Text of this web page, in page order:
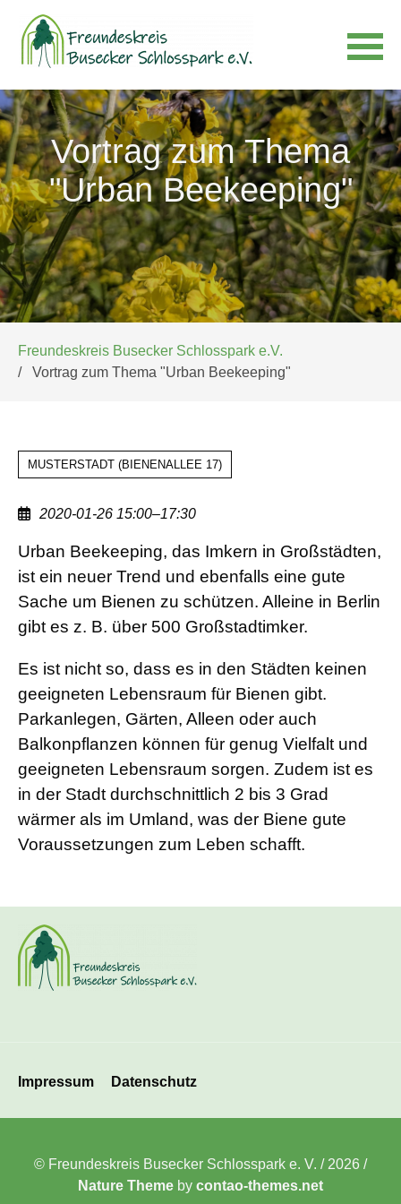
Navigation
überspringen
Vortrag zum Thema
"Urban Beekeeping"
Freundeskreis Busecker Schlosspark e.V.
Vortrag zum Thema "Urban Beekeeping"
MUSTERSTADT (BIENENALLEE 17)
2020-01-26 15:00–17:30
Vortrag
zum
Thema
"Urban
Urban Beekeeping, das Imkern in Großstädten,
ist ein neuer Trend und ebenfalls eine gute
Sache um Bienen zu schützen. Alleine in Berlin
gibt es z. B. über 500 Großstadtimker.
Es ist nicht so, dass es in den Städten keinen
geeigneten Lebensraum für Bienen gibt.
Parkanlegen, Gärten, Alleen oder auch
Balkonpflanzen können für genug Vielfalt und
geeigneten Lebensraum sorgen. Zudem ist es
in der Stadt durchschnittlich 2 bis 3 Grad
wärmer als im Umland, was der Biene gute
Voraussetzungen zum Leben schafft.
überspringen
Impressum Datenschutz
© Freundeskreis Busecker Schlosspark e. V. / 2026 /
Nature Theme by contao-themes.net